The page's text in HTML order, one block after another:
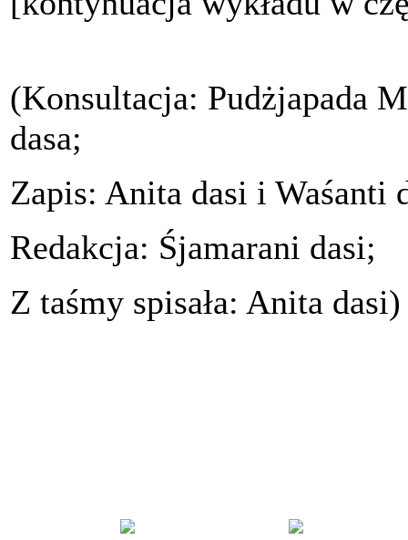
(Konsultacja: Pudżjapada
dasa;
Zapis: Anita dasi i Waśanti
Redakcja: Śjamarani dasi;
Z taśmy spisała: Anita dasi)